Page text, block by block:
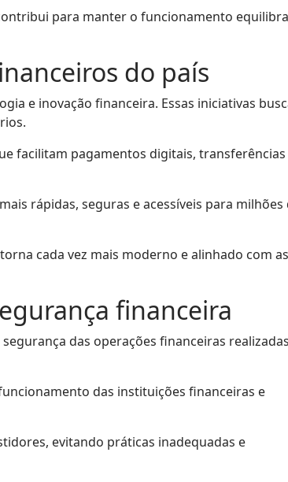
para manter o funcionamento
do país
e inovação financeira. Essas iniciativas
facilitam pagamentos digitais, transferências
rápidas, seguras e acessíveis para milhões
cada vez mais moderno e alinhado com as
financeira
das operações financeiras realizadas
das instituições financeiras e
evitando práticas inadequadas e